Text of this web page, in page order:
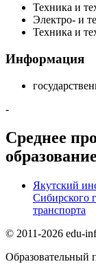
Техника и
Электро- и
Техника и
Информация
-
Среднее
образование
Якутский
Cибирского
транспорта
© 2011-2026 edu-
Образовательный